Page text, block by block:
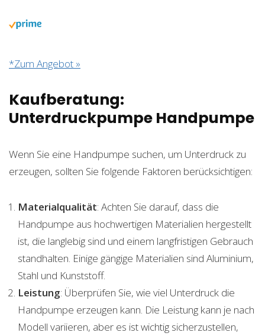
*Zum Angebot »
Kaufberatung:
Unterdruckpumpe Handpumpe
Wenn Sie eine Handpumpe suchen, um Unterdruck zu
erzeugen, sollten Sie folgende Faktoren berücksichtigen:
Materialqualität: Achten Sie darauf, dass die
Handpumpe aus hochwertigen Materialien hergestellt
ist, die langlebig sind und einem langfristigen Gebrauch
standhalten. Einige gängige Materialien sind Aluminium,
Stahl und Kunststoff.
Leistung: Überprüfen Sie, wie viel Unterdruck die
Handpumpe erzeugen kann. Die Leistung kann je nach
Modell variieren, aber es ist wichtig sicherzustellen,